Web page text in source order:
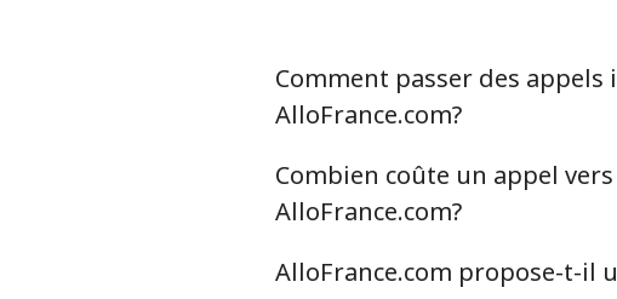
Ligne fixe
Mobile
Chile
Comment passer des
AlloFrance.com?
Combien coûte un appel
AlloFrance.com?
AlloFrance.com propose-t-il